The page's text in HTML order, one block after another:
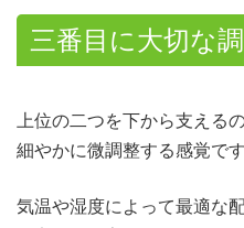
三番目に大切な
上位の二つを下から支える
細やかに微調整する感覚です
気温や湿度によって最適な